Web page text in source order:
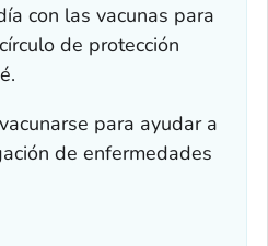
con las vacunas para
de protección
para ayudar a
de enfermedades